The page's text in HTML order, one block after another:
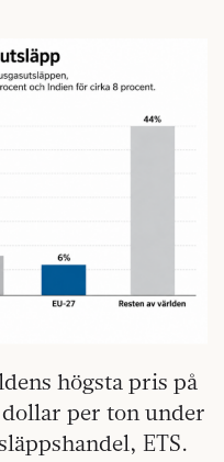
högsta pris på
per ton under
ETS.